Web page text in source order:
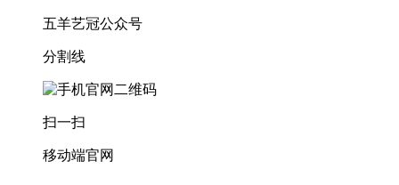
五羊艺冠公众号
分割线
扫一扫
移动端官网